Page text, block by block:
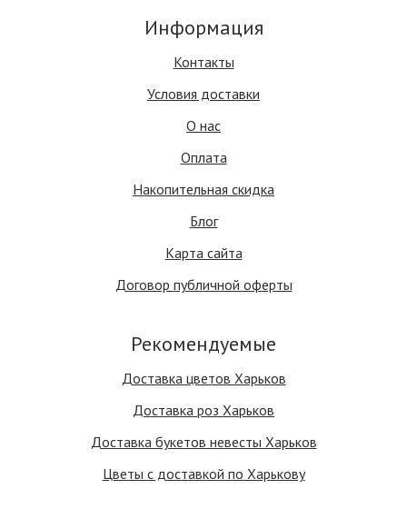
Информация
Контакты
Условия доставки
О нас
Оплата
Накопительная скидка
Блог
Карта сайта
Договор публичной оферты
Рекомендуемые
Доставка цветов Харьков
Доставка роз Харьков
Доставка букетов невесты Харьков
Цветы с доставкой по Харькову